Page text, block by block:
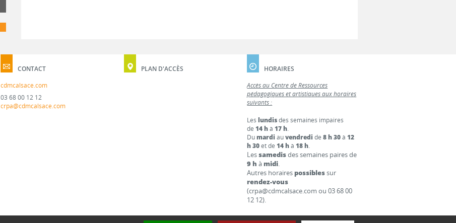
CONTACT
cdmcalsace.com
03 68 00 12 12
crpa@cdmcalsace.com
PLAN D'ACCÈS
HORAIRES
Accès au Centre de Ressources
pédagogiques et artistiques aux horaires
suivants :
Leslundisdes semaines impaires
de14 hà17 h.
Dumardi auvendredi de8 h 30à12
h 30et de14 hà18 h.
Lessamedisdes semaines paires de
9 h à midi.
Autres horaires possiblessur
rendez-vous
(crpa@cdmcalsace.com ou 03 68 00
12 12).